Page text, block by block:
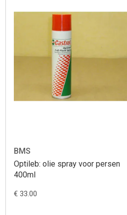
BMS
Optileb: olie spray voor persen
400ml
€ 33.00